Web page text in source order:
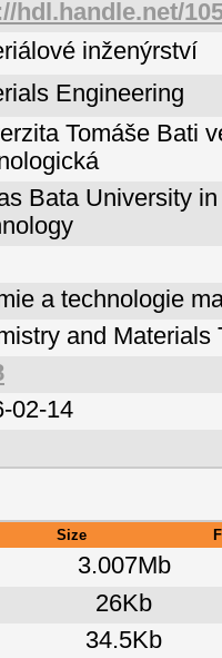
hdl.handle.net/
inženýrství
Engineering
Tomáše Bati
Bata University
a technologie
and Materials
02-14
Size
3.007Mb
26Kb
34.5Kb